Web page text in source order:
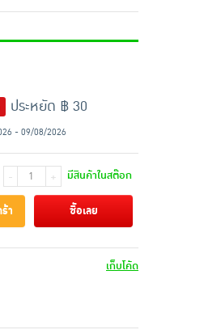
ประหยัด ฿ 30
- 09/08/2026
- + มีสินค้าในสต๊อก
า ซื้อเลย
เก็บโค้ด